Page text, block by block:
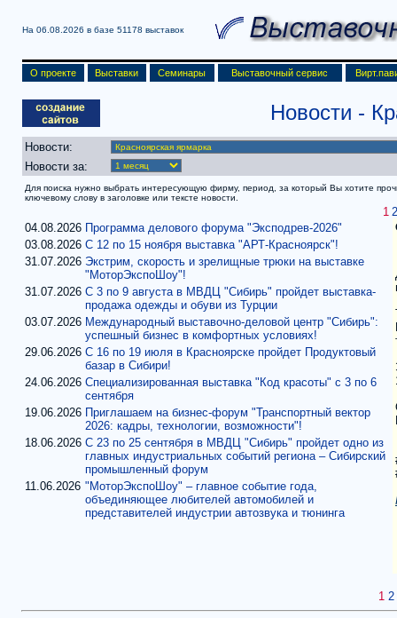
На 06.08.2026 в базе 51178 выставок
О проекте Выставки Семинары Выставочный сервис
Новости -
Новости:
Новости за:
Для поиска нужно выбрать интересующую фирму, период, за который Вы хотите
ключевому слову в заголовке или тексте новости.
1 2
04.08.2026 Программа делового форума "Эксподрев-2026"
03.08.2026 С 12 по 15 ноября выставка "АРТ-Красноярск"!
31.07.2026 Экстрим, скорость и зрелищные трюки на выставке
"МоторЭкспоШоу"!
31.07.2026 С 3 по 9 августа в МВДЦ "Сибирь" пройдет выставка-
продажа одежды и обуви из Турции
03.07.2026 Международный выставочно-деловой центр "Сибирь":
успешный бизнес в комфортных условиях!
29.06.2026 С 16 по 19 июля в Красноярске пройдет Продуктовый
базар в Сибири!
24.06.2026 Специализированная выставка "Код красоты" с 3 по 6
сентября
19.06.2026 Приглашаем на бизнес-форум "Транспортный вектор
2026: кадры, технологии, возможности"!
18.06.2026 С 23 по 25 сентября в МВДЦ "Сибирь" пройдет одно из
главных индустриальных событий региона – Сибирский
промышленный форум
11.06.2026 "МоторЭкспоШоу" – главное событие года,
объединяющее любителей автомобилей и
представителей индустрии автозвука и тюнинга
1 2